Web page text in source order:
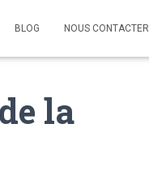
BLOG NOUS CONTACTER
la